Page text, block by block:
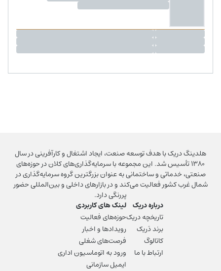
هلدینگ دریک با هدف توسعه صنعت، ایجاد اشتغال و کارآفرینی در سال
۱۳۸۰ تأسیس شد. این مجموعه با سرمایه‌گذاری‌های کلان در حوزه‌های
صنعتی، خدماتی و ساختمانی به عنوان بزرگترین گروه سرمایه‌گذاری در
شمال غرب کشور فعالیت می‌کند و در بازارهای داخلی و بین‌المللی حضور
پررنگی دارد.
درباره دریک
تاریخچه دریک
برند دَریک
کاتالوگ
ارتباط با ما
لینک های کاربردی
حوزه‌های فعالیت
رویدادها و اخبار
فرصت‌های شغلی
ورود به اتوماسیون اداری
ایمیل سازمانی